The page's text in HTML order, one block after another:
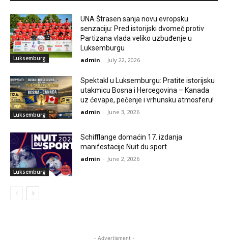
Luksemburg
UNA Štrasen sanja novu evropsku
senzaciju: Pred istorijski dvomeč protiv
Partizana vlada veliko uzbuđenje u
Luksemburgu
admin - July 22, 2026
Luksemburg
Spektakl u Luksemburgu: Pratite istorijsku
utakmicu Bosna i Hercegovina – Kanada
uz ćevape, pečenje i vrhunsku atmosferu!
admin - June 3, 2026
Luksemburg
Schifflange domaćin 17. izdanja
manifestacije Nuit du sport
admin - June 2, 2026
- Advertisment -